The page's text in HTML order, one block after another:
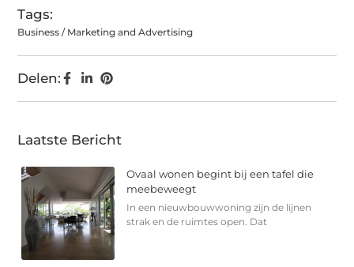
Tags:
Business / Marketing and Advertising
Delen:
Laatste Bericht
Ovaal wonen begint bij een tafel die
meebeweegt
In een nieuwbouwwoning zijn de lijnen
strak en de ruimtes open. Dat